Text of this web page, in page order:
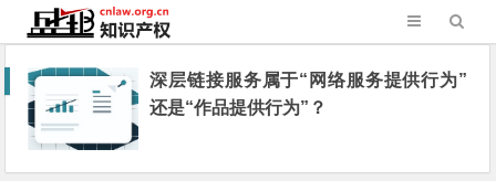
深层链接服务属于“网络服务提供行为”
还是“作品提供行为”？